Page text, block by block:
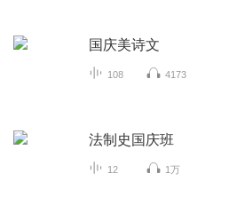
国庆美诗文
108 4173
法制史国庆班
12 1万